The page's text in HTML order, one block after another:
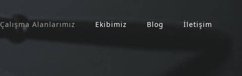
Çalışma Alanlarımız Ekibimiz Blog İletişim